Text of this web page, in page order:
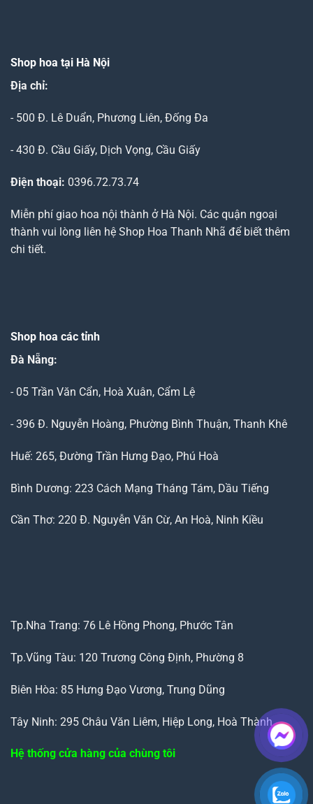
Shop hoa tại Hà Nội
Địa chỉ:
- 500 Đ. Lê Duẩn, Phương Liên, Đống Đa
- 430 Đ. Cầu Giấy, Dịch Vọng, Cầu Giấy
Điện thoại: 0396.72.73.74
Miễn phí giao hoa nội thành ở Hà Nội. Các quận ngoại
thành vui lòng liên hệ Shop Hoa Thanh Nhã để biết thêm
chi tiết.
Shop hoa các tỉnh
Đà Nẵng:
- 05 Trần Văn Cẩn, Hoà Xuân, Cẩm Lệ
- 396 Đ. Nguyễn Hoàng, Phường Bình Thuận, Thanh Khê
Huế: 265, Đường Trần Hưng Đạo, Phú Hoà
Bình Dương: 223 Cách Mạng Tháng Tám, Dầu Tiếng
Cần Thơ: 220 Đ. Nguyễn Văn Cừ, An Hoà, Ninh Kiều
Tp.Nha Trang: 76 Lê Hồng Phong, Phước Tân
Tp.Vũng Tàu: 120 Trương Công Định, Phường 8
Biên Hòa: 85 Hưng Đạo Vương, Trung Dũng
Tây Ninh: 295 Châu Văn Liêm, Hiệp Long, Hoà Thành
Hệ thống cửa hàng của chùng tôi